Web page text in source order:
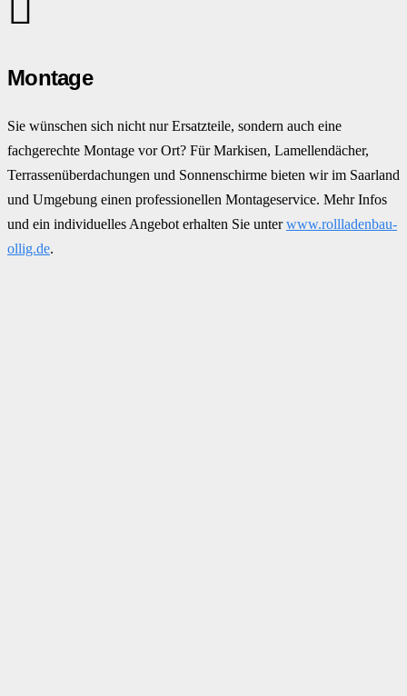
Montage
Sie wünschen sich nicht nur Ersatzteile, sondern auch eine
fachgerechte Montage vor Ort? Für Markisen, Lamellendächer,
Terrassenüberdachungen und Sonnenschirme bieten wir im Saarland
und Umgebung einen professionellen Montageservice. Mehr Infos
und ein individuelles Angebot erhalten Sie unterwww.rollladenbau-
ollig.de.